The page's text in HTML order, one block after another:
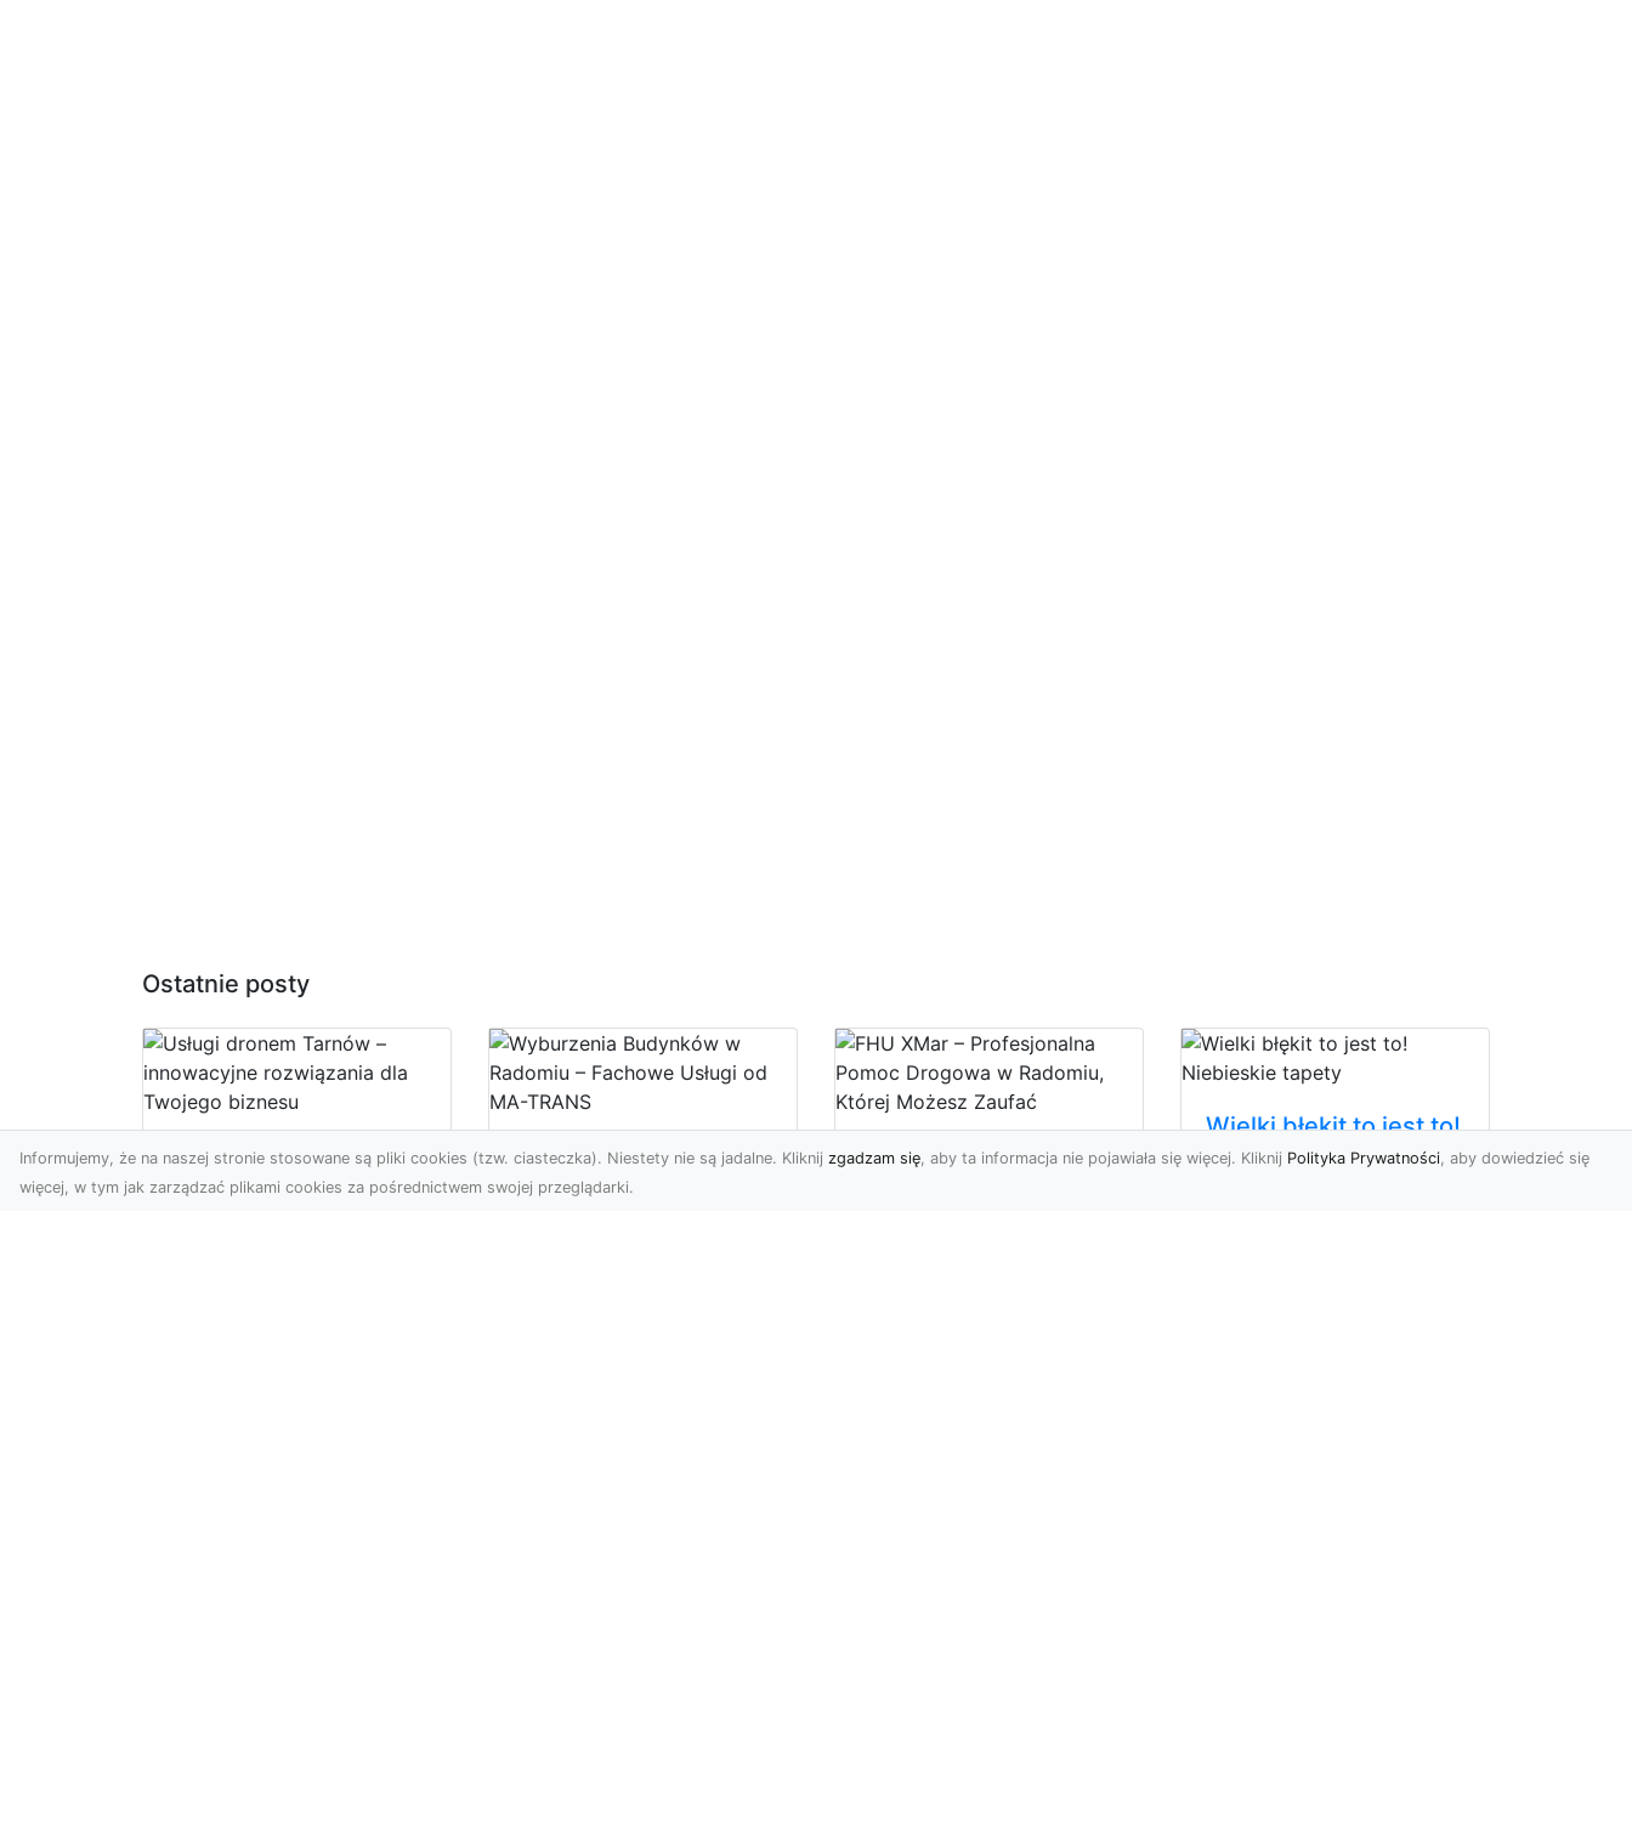
Ostatnie posty
Usługi dronem
Tarnów – innowacyjne
Wyburzenia
Budynków w Radomiu
FHU XMar –
Wielki błękit to jest to!
Niebieskie tapety
Informujemy, że na naszej stronie stosowane są pliki cookies (tzw. ciasteczka). Niestety nie są jadalne. Kliknij zgadzam się, aby ta informacja nie pojawiała się więcej. Kliknij Polityka Prywatności, aby dowiedzieć się
więcej, w tym jak zarządzać plikami cookies za pośrednictwem swojej przeglądarki.